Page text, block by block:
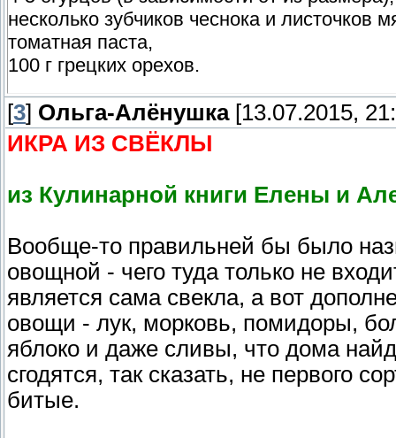
несколько зубчиков чеснока и листочков
томатная паста,
100 г грецких орехов.
Сварить свёклу, аккуратно очистить её,
получилось подобие чашечки). Огурцы
пропущенные через чеснодавку
сковородке грецкие орехи. Далее
добавить в неё несколько листочков
подачей на стол охладить и украсить
[3] Ольга-Алёнушка[13.07.2015,
ИКРА ИЗ СВЁКЛЫ
из Кулинарной книги Елены и
Вообще-то правильней бы было
овощной - чего туда только не
является сама свекла, а вот
овощи - лук, морковь, помидоры,
яблоко и даже сливы, что дома
сгодятся, так сказать, не первого
битые.